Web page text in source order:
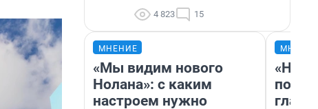
4 823 15
МНЕНИЕ
«Мы видим нового
Нолана»: с каким
настроем нужно